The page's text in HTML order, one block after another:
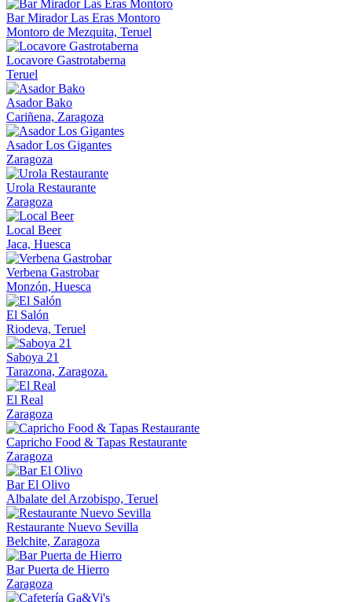
Bar Mirador Las Eras Montoro
Montoro de Mezquita, Teruel
Locavore Gastrotaberna
Teruel
Asador Bako
Cariñena, Zaragoza
Asador Los Gigantes
Zaragoza
Urola Restaurante
Zaragoza
Local Beer
Jaca, Huesca
Verbena Gastrobar
Monzón, Huesca
El Salón
Riodeva, Teruel
Saboya 21
Tarazona, Zaragoza.
El Real
Zaragoza
Capricho Food & Tapas Restaurante
Zaragoza
Bar El Olivo
Albalate del Arzobispo, Teruel
Restaurante Nuevo Sevilla
Belchite, Zaragoza
Bar Puerta de Hierro
Zaragoza